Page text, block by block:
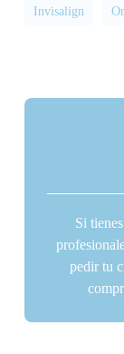
Invisalign
Si
pedir tu